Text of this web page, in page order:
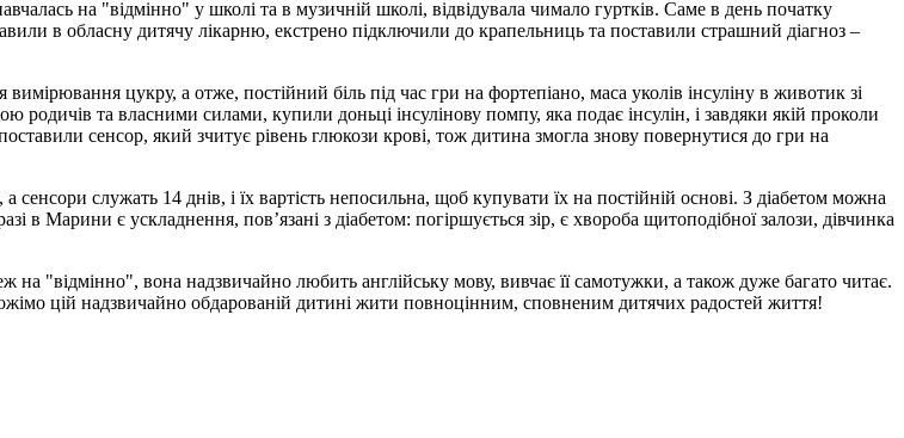
на "відмінно" у школі та в музичній школі, відвідувала чимало гуртків. Саме в день початку
в обласну дитячу лікарню, екстрено підключили до крапельниць та поставили страшний діагноз –
цукру, а отже, постійний біль під час гри на фортепіано, маса уколів інсуліну в животик зі
та власними силами, купили доньці інсулінову помпу, яка подає інсулін, і завдяки якій проколи
сенсор, який зчитує рівень глюкози крові, тож дитина змогла знову повернутися до гри на
служать 14 днів, і їх вартість непосильна, щоб купувати їх на постійній основі. З діабетом можна
Марини є ускладнення, пов’язані з діабетом: погіршується зір, є хвороба щитоподібної залози, дівчинка
"відмінно", вона надзвичайно любить англійську мову, вивчає її самотужки, а також дуже багато читає.
цій надзвичайно обдарованій дитині жити повноцінним, сповненим дитячих радостей життя!